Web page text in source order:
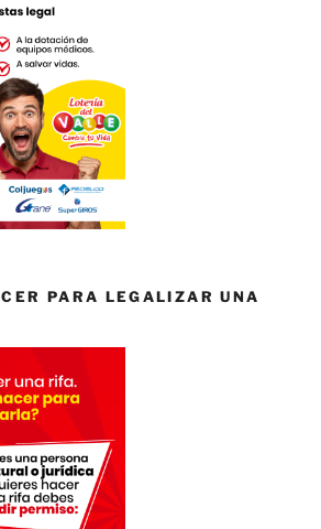
PARA LEGALIZAR UNA